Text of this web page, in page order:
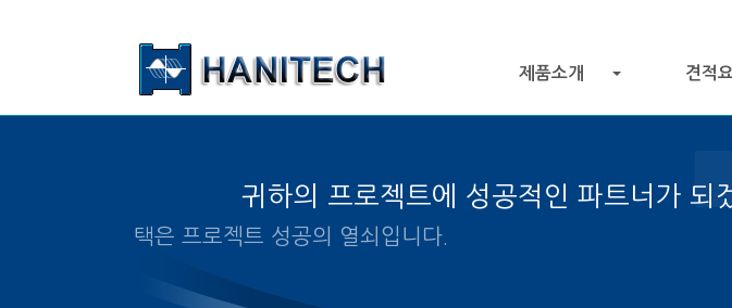
제품소개 견적
귀하의 프로젝트에 성공적인 파트너가 되
알맞은 제품의 선택은 프로젝트 성공의 열쇠입니다.